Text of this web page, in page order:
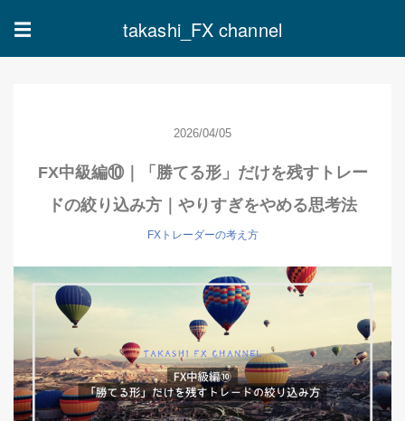
☰ takashi_FX channel
2026/04/05
FX中級編⑩｜「勝てる形」だけを残すトレー
ドの絞り込み方｜やりすぎをやめる思考法
FXトレーダーの考え方